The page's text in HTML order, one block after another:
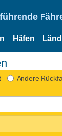
Häfen
Andere